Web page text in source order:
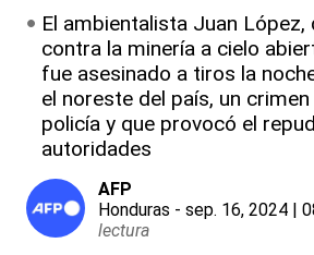
El ambientalista Juan López,
contra la minería a cielo
fue asesinado a tiros la
el noreste del país, un
policía y que provocó el
autoridades
AFP
Honduras - sep. 16, 2024 |
lectura